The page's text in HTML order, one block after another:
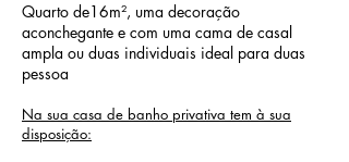
Quarto de16m², uma decoração
aconchegante e com uma cama de casal
ampla ou duas individuais ideal para duas
pessoa
Na sua casa de banho privativa tem à sua
disposição: